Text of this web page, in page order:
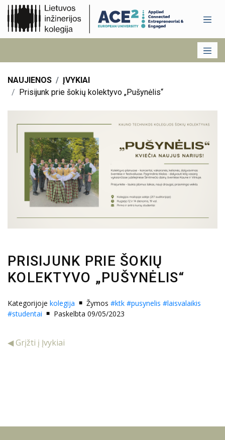
NAUJIENOS
ĮVYKIAI
Prisijunk prie šokių kolektyvo „Pušynėlis“
PRISIJUNK PRIE ŠOKIŲ
KOLEKTYVO „PUŠYNĖLIS“
Kategorijoje kolegija Žymos #ktk #pusynelis #laisvalaikis
#studentai
Paskelbta 09/05/2023
◀ Grįžti į Įvykiai